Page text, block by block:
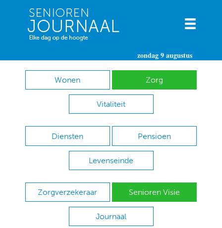
zondag 9 augustus
Wonen Zorg
Vitaliteit
Diensten Pensioen
Levenseinde
Zorgverzekeraar Senioren Visie
Journaal